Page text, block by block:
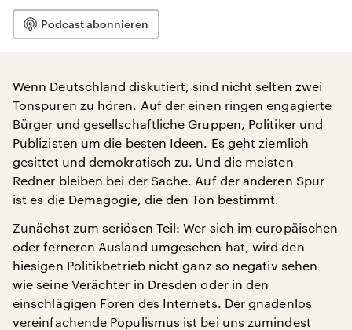
Podcast abonnieren
Wenn Deutschland diskutiert, sind nicht selten zwei
Tonspuren zu hören. Auf der einen ringen engagierte
Bürger und gesellschaftliche Gruppen, Politiker und
Publizisten um die besten Ideen. Es geht ziemlich
gesittet und demokratisch zu. Und die meisten
Redner bleiben bei der Sache. Auf der anderen Spur
ist es die Demagogie, die den Ton bestimmt.
Zunächst zum seriösen Teil: Wer sich im europäischen
oder ferneren Ausland umgesehen hat, wird den
hiesigen Politikbetrieb nicht ganz so negativ sehen
wie seine Verächter in Dresden oder in den
einschlägigen Foren des Internets. Der gnadenlos
vereinfachende Populismus ist bei uns zumindest